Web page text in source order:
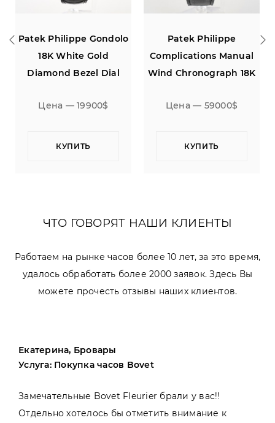
Patek Philippe
Complications Manual
Wind Chronograph 18K
Цена — 59000$
КУПИТЬ
Jaeger LeCoultre Atmos
Classique Desk Clock
Цена — 5900$
КУПИТЬ
ЧТО ГОВОРЯТ НАШИ КЛИЕНТЫ
Работаем на рынке часов более 10 лет, за это время,
удалось обработать более 2000 заявок. Здесь Вы
можете прочесть отзывы наших клиентов.
Екатерина, Бровары
Услуга: Покупка часов Bovet
Замечательные Bovet Fleurier брали у вас!!
Отдельно хотелось бы отметить внимание к